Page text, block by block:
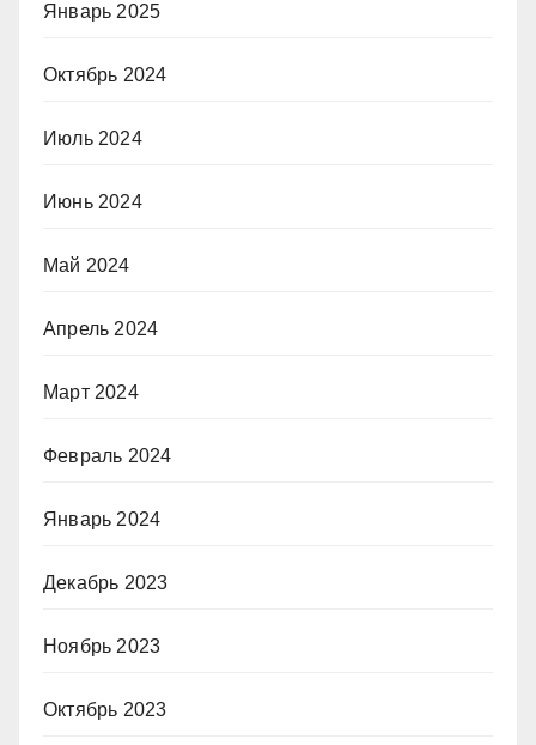
Январь 2025
Октябрь 2024
Июль 2024
Июнь 2024
Май 2024
Апрель 2024
Март 2024
Февраль 2024
Январь 2024
Декабрь 2023
Ноябрь 2023
Октябрь 2023